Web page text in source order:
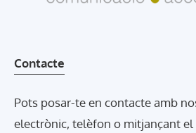
Contacte
Pots posar-te en contacte amb
electrònic, telèfon o mitjançant